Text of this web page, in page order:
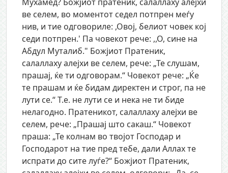
ве селем, во моментот седел потпрен меѓу
нив, и тие одговориле: ,Овој, белиот човек кој
седи потпрен.' Па човекот рече: ,,О, сине на
Абдул Муталиб." Божјиот Пратеник,
салаллаху алејхи ве селем, рече: „Те слушам,
прашај, ќе ти одговорам.“ Човекот рече: „Ќе
те прашам и ќе бидам директен и строг, па не
лути се.“ Т.е. не лути се и нека не ти биде
нелагодно. Пратеникот, салаллаху алејхи ве
селем, рече: „Прашај што сакаш.“ Човекот
праша: „Те колнам во твојот Господар и
Господарот на тие пред тебе, дали Аллах те
испрати до сите луѓе?“ Божјиот Пратеник,